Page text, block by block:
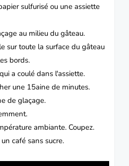
sulfurisé ou une assiette
au milieu du gâteau.
sur toute la surface du gâteau
bords.
a coulé dans l'assiette.
une 15aine de minutes.
de glaçage.
ambiante. Coupez.
café sans sucre.